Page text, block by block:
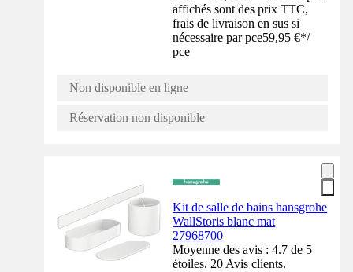
affichés sont des prix TTC,
frais de livraison en sus si
nécessaire par pce59,95 €*/
pce
Non disponible en ligne
Réservation non disponible
Kit de salle de bains hansgrohe
WallStoris blanc mat
27968700
Moyenne des avis : 4.7 de 5
étoiles. 20 Avis clients.